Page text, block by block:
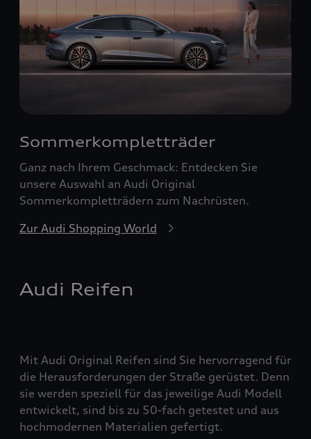
Sommerkompletträder
Ganz nach Ihrem Geschmack: Entdecken Sie
unsere Auswahl an Audi Original
Sommerkompletträdern zum Nachrüsten.
Zur Audi Shopping World
Audi Reifen
Mit Audi Original Reifen sind Sie hervorragend für
die Herausforderungen der Straße gerüstet. Denn
sie werden speziell für das jeweilige Audi Modell
entwickelt, sind bis zu 50-fach getestet und aus
hochmodernen Materialien gefertigt.